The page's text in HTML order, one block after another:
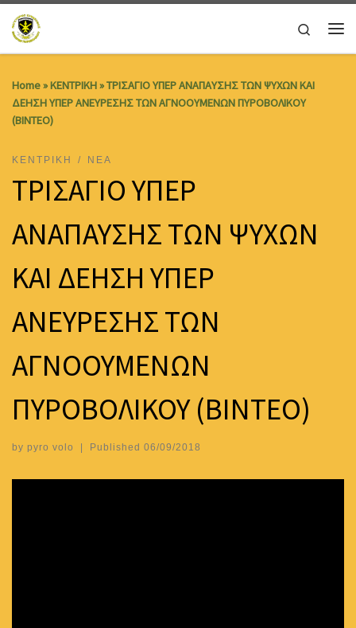
Skip to content
Search
Home»ΚΕΝΤΡΙΚΗ»ΤΡΙΣΑΓΙΟ ΥΠΕΡ ΑΝΑΠΑΥΣΗΣ ΤΩΝ ΨΥΧΩΝ ΚΑΙ
ΔΕΗΣΗ ΥΠΕΡ ΑΝΕΥΡΕΣΗΣ ΤΩΝ ΑΓΝΟΟΥΜΕΝΩΝ ΠΥΡΟΒΟΛΙΚΟΥ
(ΒΙΝΤΕΟ)
ΚΕΝΤΡΙΚΗ ΝΕΑ
ΤΡΙΣΑΓΙΟ ΥΠΕΡ
ΑΝΑΠΑΥΣΗΣ ΤΩΝ ΨΥΧΩΝ
ΚΑΙ ΔΕΗΣΗ ΥΠΕΡ
ΑΝΕΥΡΕΣΗΣ ΤΩΝ
ΑΓΝΟΟΥΜΕΝΩΝ
ΠΥΡΟΒΟΛΙΚΟΥ (ΒΙΝΤΕΟ)
by pyro volo | Published 06/09/2018